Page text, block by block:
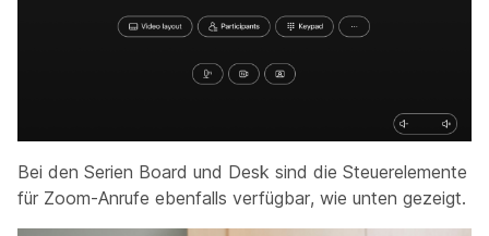
Bei den Serien Board und Desk sind die Steuerelemente
für Zoom-Anrufe ebenfalls verfügbar, wie unten gezeigt.